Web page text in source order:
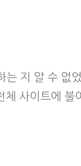
는 지 알 수 없
체 사이트에 불